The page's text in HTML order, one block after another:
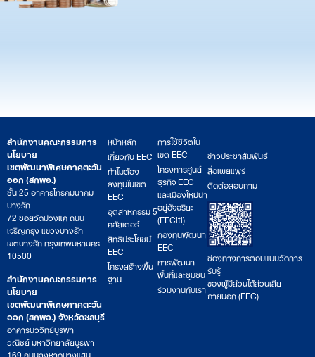
สำนักงานคณะกรรมการ
นโยบาย
เขตพัฒนาพิเศษภาคตะวัน
ออก (สกพอ.)
ชั้น 25 อาคารโทรคมนาคม
บางรัก
72 ซอยวัดม่วงแค ถนน
เจริญกรุง แขวงบางรัก
เขตบางรัก กรุงเทพมหานคร
10500
สำนักงานคณะกรรมการ
นโยบาย
เขตพัฒนาพิเศษภาคตะวัน
ออก (สกพอ.) จังหวัดชลบุรี
อาคารนววิทย์บูรพา
วณิชย์ มหาวิทยาลัยบูรพา
169 ถนนลงหาดบางแสน
หน้าหลัก
เกี่ยวกับ EEC
ทำไมต้อง
ลงทุนในเขต
EEC
อุตสาหกรรม 5
คลัสเตอร์
สิทธิประโยชน์
EEC
โครงสร้างพื้น
ฐาน
การใช้ชีวิตใน
เขต EEC
โครงการศูนย์
ธุรกิจ EEC
และเมืองใหม่น่า
อยู่อัจฉริยะ
(EECiti)
กองทุนพัฒนา
EEC
การพัฒนา
พื้นที่และชุมชน
ร่วมงานกับเรา
ข่าวประชาสัมพันธ์
สื่อเผยแพร่
ติดต่อสอบถาม
ช่องทางการตอบแบบวัดการ
รับรู้
ของผู้มีส่วนได้ส่วนเสีย
ภายนอก (EEC)